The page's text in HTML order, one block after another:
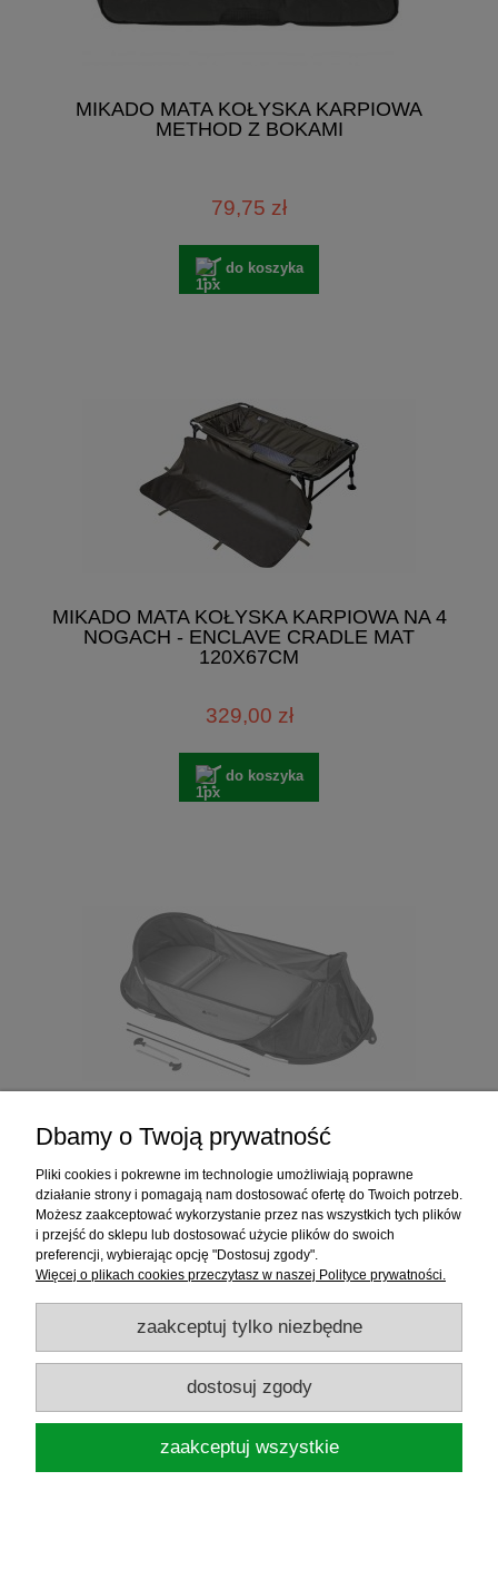
MIKADO MATA KOŁYSKA KARPIOWA
METHOD Z BOKAMI
79,75 zł
do koszyka
MIKADO MATA KOŁYSKA KARPIOWA NA 4
NOGACH - ENCLAVE CRADLE MAT
120X67CM
329,00 zł
do koszyka
MIKADO MATA SZYBKO ROZKŁADAJĄCA
FAST MAT IS14-R613
255,00 zł
powiadom o dostępności
Dbamy o Twoją prywatność
Pliki cookies i pokrewne im technologie umożliwiają poprawne
działanie strony i pomagają nam dostosować ofertę do Twoich potrzeb.
Możesz zaakceptować wykorzystanie przez nas wszystkich tych plików
i przejść do sklepu lub dostosować użycie plików do swoich
preferencji, wybierając opcję "Dostosuj zgody".
Więcej o plikach cookies przeczytasz w naszej Polityce prywatności.
zaakceptuj tylko niezbędne
dostosuj zgody
zaakceptuj wszystkie